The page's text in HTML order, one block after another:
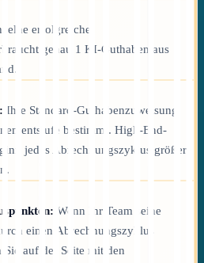
erfolgreiche
genau 1 KI-Guthaben aus
Ihre Standard-Guthabenzuweisung
bestimmt. High-End-
jedes Abrechnungszyklus größere
Wenn Ihr Team seine
einen Abrechnungszyklus
auf der Seite mit den